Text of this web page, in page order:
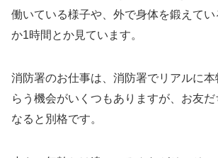
働いている様子や、外で身体を鍛えてい
か1時間とか見ています。
消防署のお仕事は、消防署でリアルに
らう機会がいくつもありますが、お友
なると別格です。